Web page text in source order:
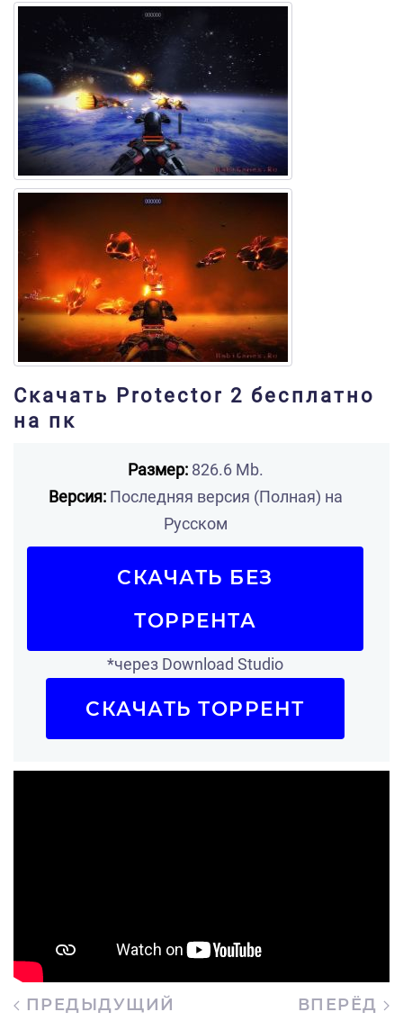
Скачать Protector 2 бесплатно
на пк
Размер:826.6 Mb.
Версия:Последняя версия (Полная) на
Русском
СКАЧАТЬ БЕЗ
ТОРРЕНТА
*через Download Studio
СКАЧАТЬ ТОРРЕНТ
ПРЕДЫДУЩИЙ ВПЕРЁД